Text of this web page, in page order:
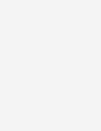
wird häufig der
Dieser ist jedoch im
da es
um eine
und